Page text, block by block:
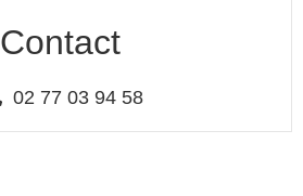
Contact
02 77 03 94 58